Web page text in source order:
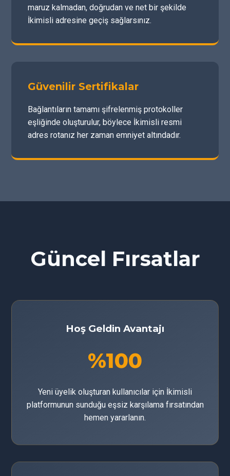
maruz kalmadan, doğrudan ve net bir şekilde
İkimisli adresine geçiş sağlarsınız.
Güvenilir Sertifikalar
Bağlantıların tamamı şifrelenmiş protokoller
eşliğinde oluşturulur, böylece İkimisli resmi
adres rotanız her zaman emniyet altındadır.
Güncel Fırsatlar
Hoş Geldin Avantajı
%100
Yeni üyelik oluşturan kullanıcılar için İkimisli
platformunun sunduğu eşsiz karşılama fırsatından
hemen yararlanın.